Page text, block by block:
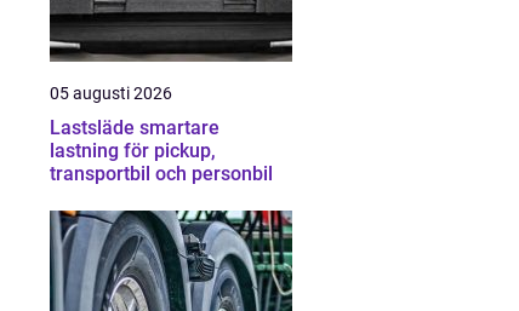
05 augusti 2026
Lastsläde smartare
lastning för pickup,
transportbil och personbil